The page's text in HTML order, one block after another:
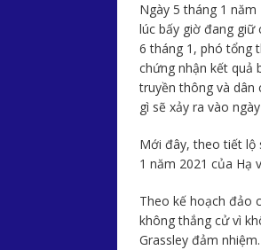
Ngày 5 tháng 1
lúc bấy giờ đang giữ
6 tháng 1, phó tổng
chứng nhận kết quả
truyền thông và dân
gì sẽ xảy ra vào
Mới đây, theo tiết lộ
1 năm 2021 của Hạ
Theo kế hoạch đảo
không thắng cử vì
Grassley đảm